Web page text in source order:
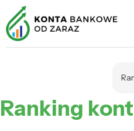
Ranking